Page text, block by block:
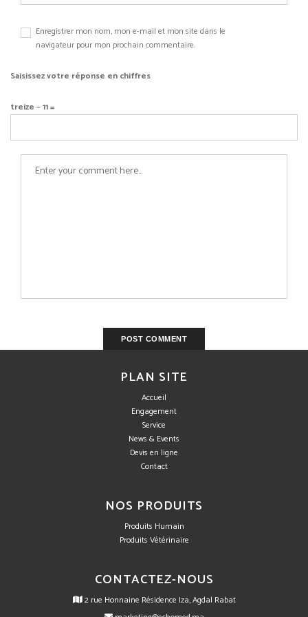
Enregistrer mon nom, mon e-mail et mon site dans le
navigateur pour mon prochain commentaire.
Saisissez votre réponse en chiffres
treize − 11 =
PLAN SITE
Accueil
Engagement
Service
News & Events
Devis en ligne
Contact
NOS PRODUITS
Produits Humain
Produits Vétérinaire
CONTACTEZ-NOUS
2 rue Honnaine Résidence Iza, Agdal Rabat